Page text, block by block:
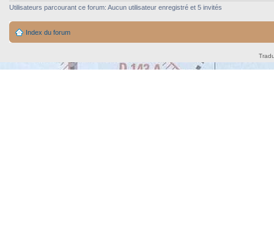
Utilisateurs parcourant ce forum: Aucun utilisateur enregistré et 5 invités
Index du forum